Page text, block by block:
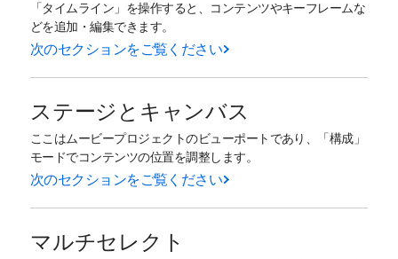
「タイムライン」を操作すると、コンテンツやキーフレームな
どを追加・編集できます。
次のセクションをご覧ください
ステージとキャンバス
ここはムービープロジェクトのビューポートであり、「構成」
モードでコンテンツの位置を調整します。
次のセクションをご覧ください
マルチセレクト